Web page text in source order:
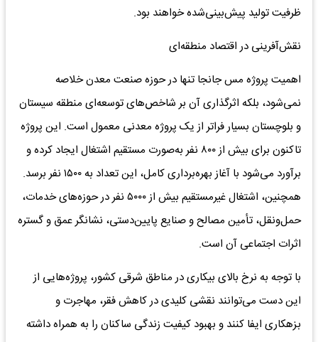
ظرفیت تولید پیش‌بینی‌شده خواهند بود.
نقش‌آفرینی در اقتصاد منطقه‌ای
اهمیت پروژه مس جانجا تنها در حوزه صنعت معدن خلاصه
نمی‌شود، بلکه اثرگذاری آن بر شاخص‌های توسعه‌ای منطقه سیستان
و بلوچستان بسیار فراتر از یک پروژه معدنی معمول است. این پروژه
تاکنون برای بیش از ۸۰۰ نفر به‌صورت مستقیم اشتغال ایجاد کرده و
برآورد می‌شود با آغاز بهره‌برداری کامل، این تعداد به ۱۵۰۰ نفر برسد.
همچنین، اشتغال غیرمستقیم بیش از ۵۰۰۰ نفر در حوزه‌های خدمات،
حمل‌ونقل، تأمین مصالح و صنایع پایین‌دستی، نشانگر عمق و گستره
اثرات اجتماعی آن است.
با توجه به نرخ بالای بیکاری در مناطق شرقی کشور، پروژه‌هایی از
این دست می‌توانند نقشی کلیدی در کاهش فقر، مهاجرت و
بزهکاری ایفا کنند و بهبود کیفیت زندگی ساکنان را به همراه داشته